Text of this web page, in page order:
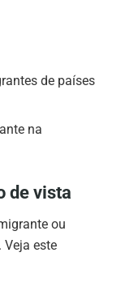
de países
na
de vista
ou
Veja este